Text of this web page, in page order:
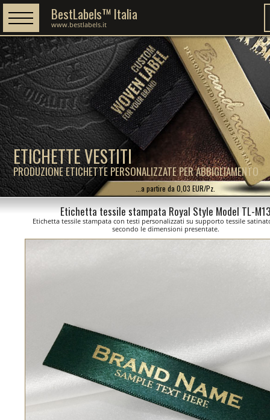
ETICHETTE VESTITI
PRODUZIONE ETICHETTE PERSONALIZZATE PER ABBIGLIAMENTO
BestLabels™ Italia
www.bestlabels.it
...a partire da 0,03 EUR/Pz.
Etichetta tessile stampata Royal Style Model TL-
Etichetta tessile stampata con testi personalizzati su supporto tessile
secondo le dimensioni presentate.